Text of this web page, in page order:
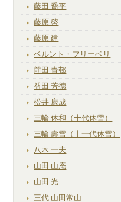
藤田 喬平
藤原 啓
藤原 建
ベルント・フリーベリ
前田 青邨
益田 芳徳
松井 康成
三輪 休和（十代休雪）
三輪 壽雪（十一代休雪）
八木 一夫
山田 山庵
山田 光
三代 山田常山